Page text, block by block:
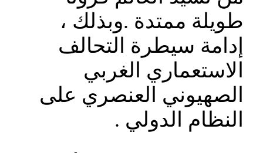
طويلة ممتدة .وبذلك ،
إدامة سيطرة التحالف
الاستعماري الغربي
الصهيوني العنصري على
النظام الدولي .